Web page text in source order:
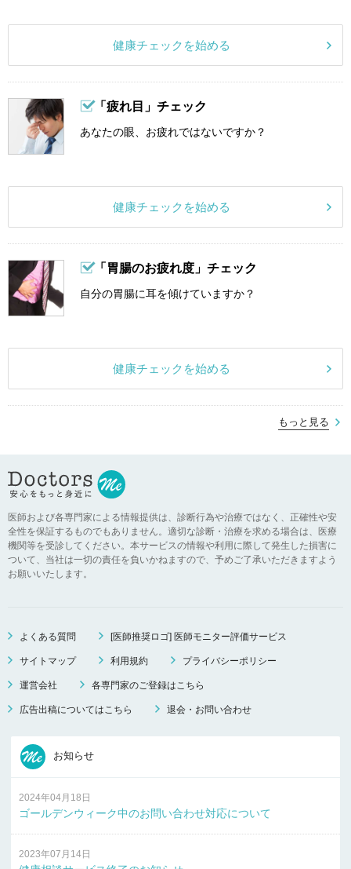
健康チェックを始める
「疲れ目」チェック
あなたの眼、お疲れではないですか？
健康チェックを始める
「胃腸のお疲れ度」チェック
自分の胃腸に耳を傾けていますか？
健康チェックを始める
もっと見る
医師および各専門家による情報提供は、診断行為や治療ではなく、正確性や安
全性を保証するものでもありません。適切な診断・治療を求める場合は、医療
機関等を受診してください。本サービスの情報や利用に際して発生した損害に
ついて、当社は一切の責任を負いかねますので、予めご了承いただきますよう
お願いいたします。
よくある質問 [医師推奨ロゴ] 医師モニター評価サービス
サイトマップ 利用規約 プライバシーポリシー
運営会社 各専門家のご登録はこちら
広告出稿についてはこちら 退会・お問い合わせ
お知らせ
2024年04月18日
ゴールデンウィーク中のお問い合わせ対応について
2023年07月14日